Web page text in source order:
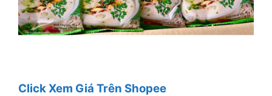
Click Xem Giá Trên Shopee